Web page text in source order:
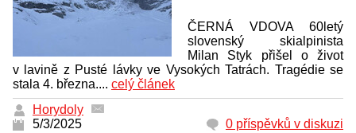
ČERNÁ VDOVA 60letý
slovenský skialpinista
Milan Styk přišel o život
v lavině z Pusté lávky ve Vysokých Tatrách. Tragédie se
stala 4. března.... celý článek
Horydoly
5/3/2025
0 příspěvků v diskuzi